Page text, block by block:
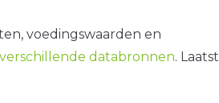
voedingswaarden en
verschillende databronnen. Laatst